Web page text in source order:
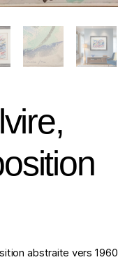
abstraite vers 1960